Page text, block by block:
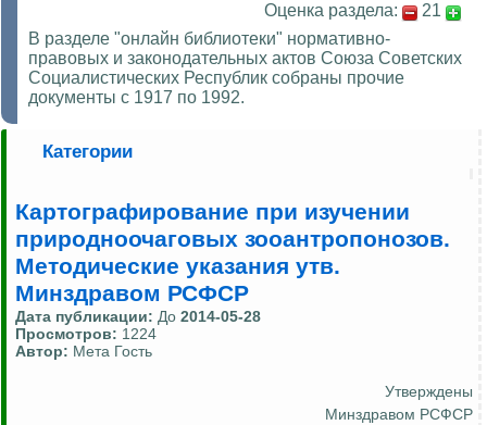
Оценка раздела:
21
В разделе "онлайн библиотеки" нормативно-
правовых и законодательных актов Союза Советских
Социалистических Республик собраны прочие
документы с 1917 по 1992.
Категории
Картографирование при изучении
природноочаговых зооантропонозов.
Методические указания утв.
Минздравом РСФСР
Дата публикации: До 2014-05-28
Просмотров: 1224
Автор: Мета Гость
Утверждены
Минздравом РСФСР